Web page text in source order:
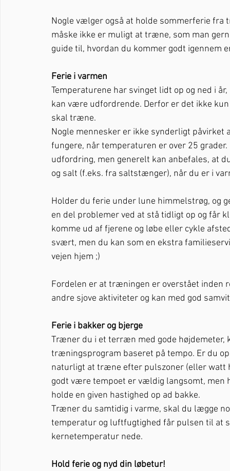
Nogle vælger også at holde sommerferie
måske ikke er muligt at træne, som man
guide til, hvordan du kommer godt
Ferie i varmen
Temperaturene har svinget lidt op og ned i
kan være udfordrende. Derfor er det ikke
skal træne.
Nogle mennesker er ikke synderligt
fungere, når temperaturen er over 25
udfordring, men generelt kan anbefales, at
og salt (f.eks. fra saltstænger), når du er i
Holder du ferie under lune himmelstrøg, og
en del problemer ved at stå tidligt op og får
komme ud af fjerene og løbe eller cykle
svært, men du kan som en ekstra
vejen hjem ;)
Fordelen er at træningen er overstået inden
andre sjove aktiviteter og kan med god
Ferie i bakker og bjerge
Træner du i et terræn med gode
træningsprogram baseret på tempo. Er du
naturligt at træne efter pulszoner (eller watt
godt være tempoet er vældig langsomt, men
holde en given hastighed op ad bakke.
Træner du samtidig i varme, skal du lægge
temperatur og luftfugtighed får pulsen til at
kernetemperatur nede.
Hold ferie og nyd din løbetur!